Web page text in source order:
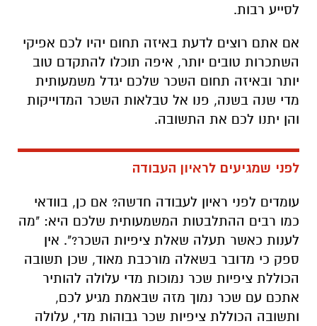
לסייע רבות.
אם אתם רוצים לדעת באיזה תחום יהיו לכם אפיקי
השתכרות טובים יותר, איפה תוכלו להתקדם טוב
יותר ובאיזה תחום השכר שלכם יגדל משמעותית
מדי שנה בשנה, פנו אל טבלאות השכר המדוייקות
והן יתנו לכם את התשובה.
לפני שמגיעים לראיון העבודה
עומדים לפני ראיון לעבודה חדשה? אם כן, בוודאי
כמו רבים ההתלבטות המשמעותית שלכם היא: "מה
לענות כאשר תעלה שאלת ציפיות השכר?". אין
ספק כי מדובר בשאלה מורכבת מאוד, שכן תשובה
הכוללת ציפיות שכר נמוכות מדי עלולה להותיר
אתכם עם שכר נמוך מזה שבאמת מגיע לכם,
ותשובה הכוללת ציפיות שכר גבוהות מדי, עלולה